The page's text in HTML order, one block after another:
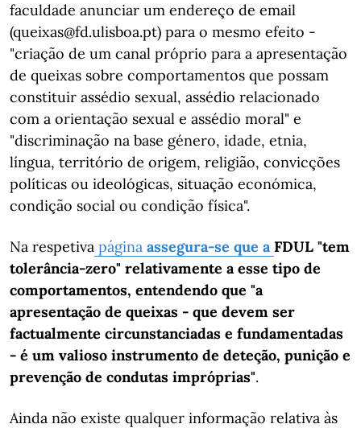
faculdade anunciar um endereço de email
(queixas@fd.ulisboa.pt) para o mesmo efeito -
"criação de um canal próprio para a apresentação
de queixas sobre comportamentos que possam
constituir assédio sexual, assédio relacionado
com a orientação sexual e assédio moral" e
"discriminação na base género, idade, etnia,
língua, território de origem, religião, convicções
políticas ou ideológicas, situação económica,
condição social ou condição física".
Na respetiva página assegura-se que aFDUL "tem
tolerância-zero" relativamente a esse tipo de
comportamentos, entendendo que "a
apresentação de queixas - que devem ser
factualmente circunstanciadas e fundamentadas
- é um valioso instrumento de deteção, punição e
prevenção de condutas impróprias".
Ainda não existe qualquer informação relativa às